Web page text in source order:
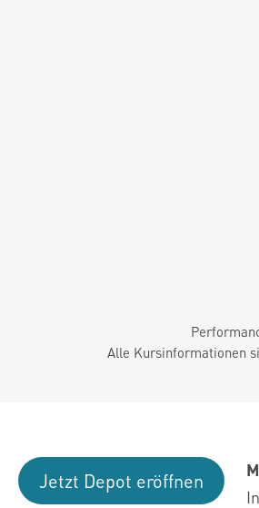
Alle Kursinformationen
Jetzt Depot eröffnen